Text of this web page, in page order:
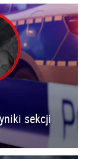
sekcji